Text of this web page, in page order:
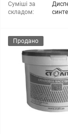
Суміші за
складом:
Продано